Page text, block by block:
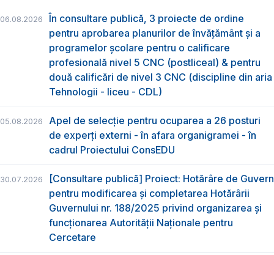
06.08.2026
În consultare publică, 3 proiecte de ordine
pentru aprobarea planurilor de învățământ și a
programelor școlare pentru o calificare
profesională nivel 5 CNC (postliceal) & pentru
două calificări de nivel 3 CNC (discipline din aria
Tehnologii - liceu - CDL)
05.08.2026
Apel de selecție pentru ocuparea a 26 posturi
de experți externi - în afara organigramei - în
cadrul Proiectului ConsEDU
30.07.2026
[Consultare publică] Proiect: Hotărâre de Guvern
pentru modificarea și completarea Hotărârii
Guvernului nr. 188/2025 privind organizarea şi
funcţionarea Autorităţii Naţionale pentru
Cercetare